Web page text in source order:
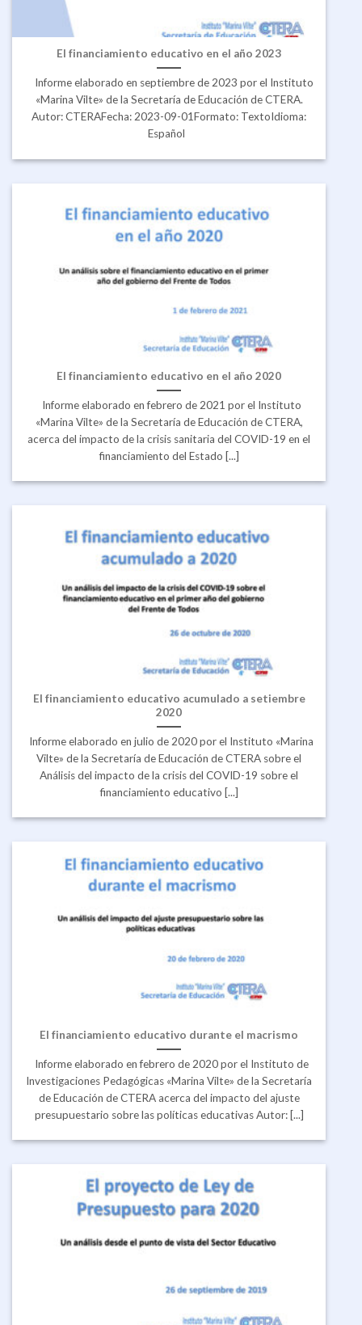
El financiamiento educativo en el año 2023
Informe elaborado en septiembre de 2023 por el Instituto
«Marina Vilte» de la Secretaría de Educación de CTERA.
Autor: CTERAFecha: 2023-09-01Formato: TextoIdioma:
Español
El financiamiento educativo en el año 2020
Informe elaborado en febrero de 2021 por el Instituto
«Marina Vilte» de la Secretaría de Educación de CTERA,
acerca del impacto de la crisis sanitaria del COVID-19 en el
financiamiento del Estado [...]
El financiamiento educativo acumulado a setiembre
2020
Informe elaborado en julio de 2020 por el Instituto «Marina
Vilte» de la Secretaría de Educación de CTERA sobre el
Análisis del impacto de la crisis del COVID-19 sobre el
financiamiento educativo [...]
El financiamiento educativo durante el macrismo
Informe elaborado en febrero de 2020 por el Instituto de
Investigaciones Pedagógicas «Marina Vilte» de la Secretaría
de Educación de CTERA acerca del impacto del ajuste
presupuestario sobre las políticas educativas Autor: [...]